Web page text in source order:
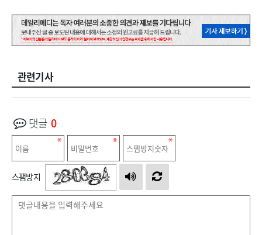
관련기사
댓글 0
스팸방지